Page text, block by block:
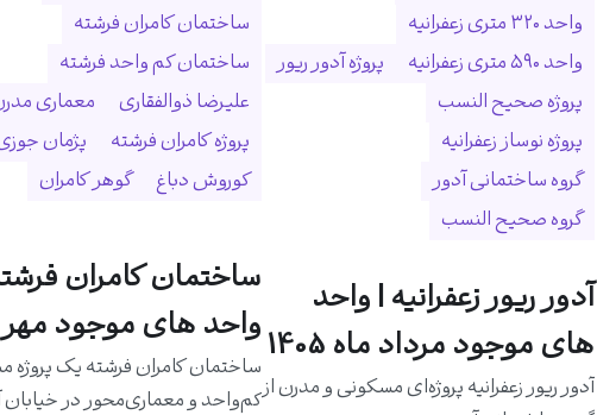
واحد ۳۲۰ متری زعفرانیه
واحد ۵۹۰ متری زعفرانیه
پروژه آدور ریور
پروژه صحیح النسب
پروژه نوساز زعفرانیه
گروه ساختمانی آدور
گروه صحیح النسب
آدور ریور زعفرانیه | واحد
های موجود مرداد ماه 1405
آدور ریور زعفرانیه پروژه‌ای مسکونی و مدرن از
ساختمان کامران فرشته
ساختمان کم واحد فرشته
علیرضا ذوالفقاری
معماری
پروژه کامران فرشته
پژمان
کوروش دباغ
گوهر کامران
ساختمان کامران
واحد های موجود مهر
ساختمان کامران فرشته یک پروژه
کم‌واحد و معماری‌محور در خیابان